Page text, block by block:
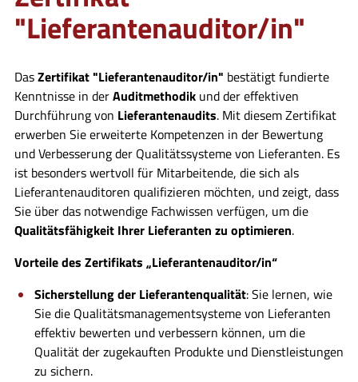
"Lieferantenauditor/in"
DasZertifikat "Lieferantenauditor/in" bestätigt fundierte
Kenntnisse in derAuditmethodikund der effektiven
Durchführung von Lieferantenaudits. Mit diesem Zertifikat
erwerben Sie erweiterte Kompetenzen in der Bewertung
und Verbesserung der Qualitätssysteme von Lieferanten. Es
ist besonders wertvoll für Mitarbeitende, die sich als
Lieferantenauditoren qualifizieren möchten, und zeigt, dass
Sie über das notwendige Fachwissen verfügen, um die
Qualitätsfähigkeit Ihrer Lieferanten zu optimieren.
Vorteile des Zertifikats „Lieferantenauditor/in“
Sicherstellung der Lieferantenqualität: Sie lernen, wie
Sie die Qualitätsmanagementsysteme von Lieferanten
effektiv bewerten und verbessern können, um die
Qualität der zugekauften Produkte und Dienstleistungen
zu sichern.